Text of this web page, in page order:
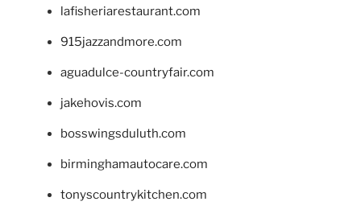
lafisheriarestaurant.com
915jazzandmore.com
aguadulce-countryfair.com
jakehovis.com
bosswingsduluth.com
birminghamautocare.com
tonyscountrykitchen.com